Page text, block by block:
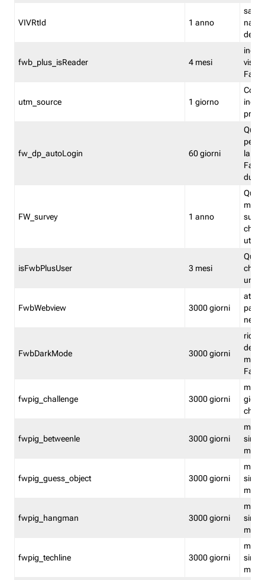
VIVRtId 1 anno
salva
del
fwb_plus_isReader 4 mesi
utm_source 1 giorno
fw_dp_autoLogin 60 giorni
la
FW_survey 1 anno
utenti
isFwbPlusUser 3 mesi
che
una
FwbWebview 3000 giorni
attiva
FwbDarkMode 3000 giorni
fwpig_challenge 3000 giorni
fwpig_betweenle 3000 giorni
fwpig_guess_object 3000 giorni
fwpig_hangman 3000 giorni
fwpig_techline 3000 giorni